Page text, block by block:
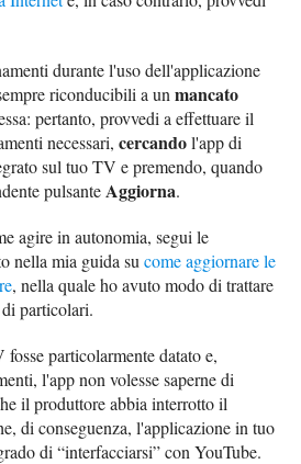
durante l'uso dell'applicazione
riconducibili a unmancato
pertanto, provvedi a effettuare il
necessari,cercandol'app di
sul tuo TV e premendo, quando
pulsante Aggiorna.
agire in autonomia, segui le
nella mia guida sucome aggiornare le
, nella quale ho avuto modo di trattare
particolari.
particolarmente datato e,
l'app non volesse saperne di
il produttore abbia interrotto il
di conseguenza, l'applicazione in tuo
di “interfacciarsi” con YouTube.